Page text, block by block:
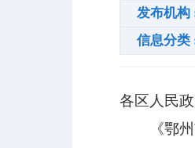
发布机构
信息分类
各区人民
《鄂州市